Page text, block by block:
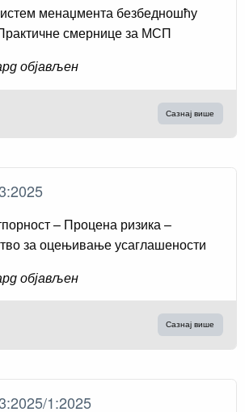
менаџмента безбедношћу
смернице за МСП
објављен
Сазнај више
– Процена ризика –
за оцењивање усаглашености
објављен
Сазнај више
1:2025